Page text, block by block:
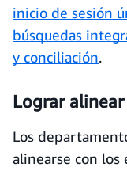
inicio de sesión
búsquedas
y conciliación.
Lograr
Los
alinearse con los